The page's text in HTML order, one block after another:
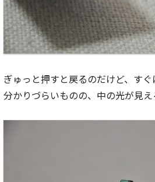
ぎゅっと押すと戻るのだけど、す
分かりづらいものの、中の光が見え